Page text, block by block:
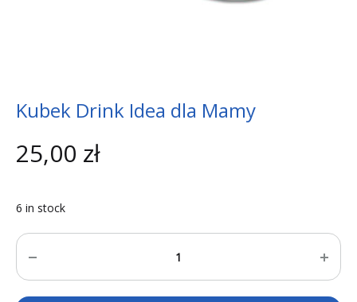
Kubek Drink Idea dla Mamy
25,00 zł
6 in stock
Quantity